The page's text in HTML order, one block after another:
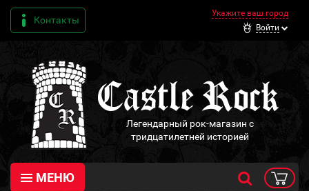
Контакты
Укажите ваш город
Войти
Легендарный рок-магазин с
тридцатилетней историей
МЕНЮ